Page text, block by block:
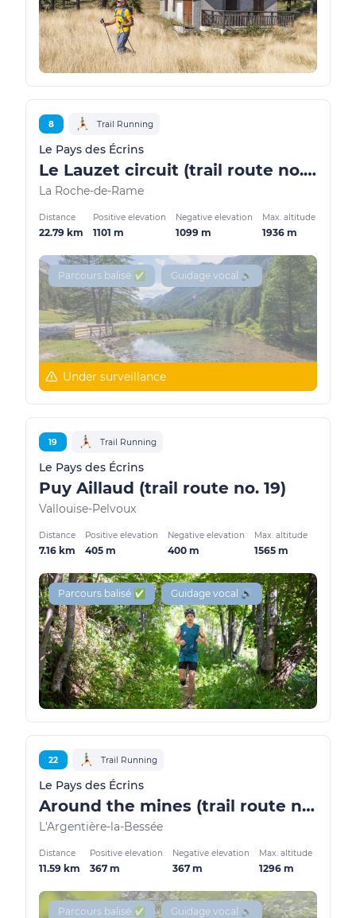
8 Trail Running
Le Pays des Écrins
Le Lauzet circuit (trail route no. 8)
La Roche-de-Rame
Distance
22.79 km
Positive elevation
1101 m
Negative elevation
1099 m
Max. altitude
1936 m
Parcours balisé ✅ Guidage vocal 🔊
Under surveillance
19 Trail Running
Le Pays des Écrins
Puy Aillaud (trail route no. 19)
Vallouise-Pelvoux
Distance
7.16 km
Positive elevation
405 m
Negative elevation
400 m
Max. altitude
1565 m
Parcours balisé ✅ Guidage vocal 🔊
22 Trail Running
Le Pays des Écrins
Around the mines (trail route no. 22)
L'Argentière-la-Bessée
Distance
11.59 km
Positive elevation
367 m
Negative elevation
367 m
Max. altitude
1296 m
Parcours balisé ✅ Guidage vocal 🔊